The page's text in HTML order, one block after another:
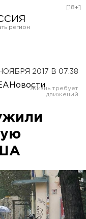
[18+]
НОЯБРЯ 2017 В 07:38